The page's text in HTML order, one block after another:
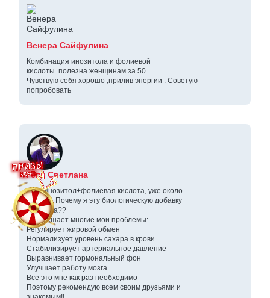
Венера Сайфулина
Комбинация инозитола и фолиевой
кислоты полезна женщинам за 50
Чувствую себя хорошо ,прилив энергии . Советую
попробовать
Гепп Светлана
Пью Инозитол+фолиевая кислота, уже около
месяца. Почему я эту биологическую добавку
заказала??
Она решает многие мои проблемы:
Регулирует жировой обмен
Нормализует уровень сахара в крови
Стабилизирует артериальное давление
Выравнивает гормональный фон
Улучшает работу мозга
Все это мне как раз необходимо
Поэтому рекомендую всем своим друзьями и